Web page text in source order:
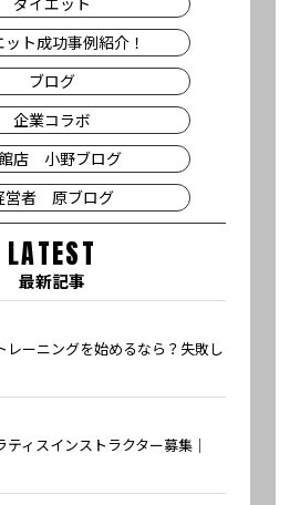
ット成功事例紹介！
ブログ
企業コラボ
店 小野ブログ
営者 原ブログ
LATEST
最新記事
レーニングを始めるなら？失敗し
ィスインストラクター募集｜